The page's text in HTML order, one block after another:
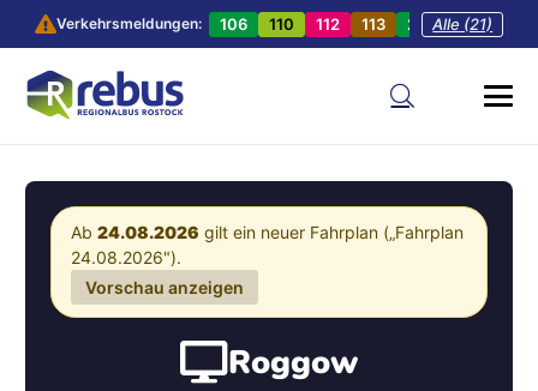
Verkehrsmeldungen: 106 110 112 113 201 202
Alle (21)
Ab 24.08.2026 gilt ein neuer Fahrplan („Fahrplan
24.08.2026").
Vorschau anzeigen
Roggow